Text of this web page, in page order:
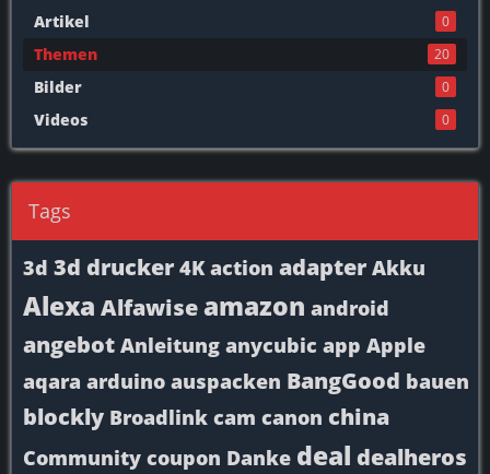
Artikel 0
Themen 20
Bilder 0
Videos 0
Tags
3d 3d drucker 4K action adapter Akku
Alexa Alfawiseamazon android
angebot Anleitung anycubic app Apple
aqara arduino auspacken BangGood bauen
blockly Broadlink cam canon china
Community coupon Danke deal dealheros